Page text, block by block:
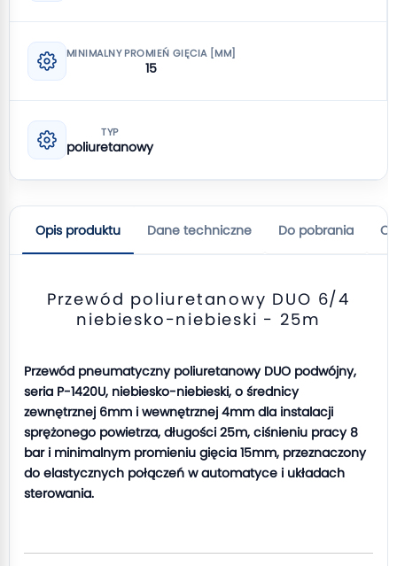
MINIMALNY PROMIEŃ GIĘCIA [MM]
15
TYP
poliuretanowy
Opis produktu Dane techniczne Do pobrania
Przewód poliuretanowy DUO 6/4
niebiesko-niebieski - 25m
Przewód pneumatyczny poliuretanowy DUO podwójny,
seria P-1420U, niebiesko-niebieski, o średnicy
zewnętrznej 6mm i wewnętrznej 4mm dla instalacji
sprężonego powietrza, długości 25m, ciśnieniu pracy 8
bar i minimalnym promieniu gięcia 15mm, przeznaczony
do elastycznych połączeń w automatyce i układach
sterowania.